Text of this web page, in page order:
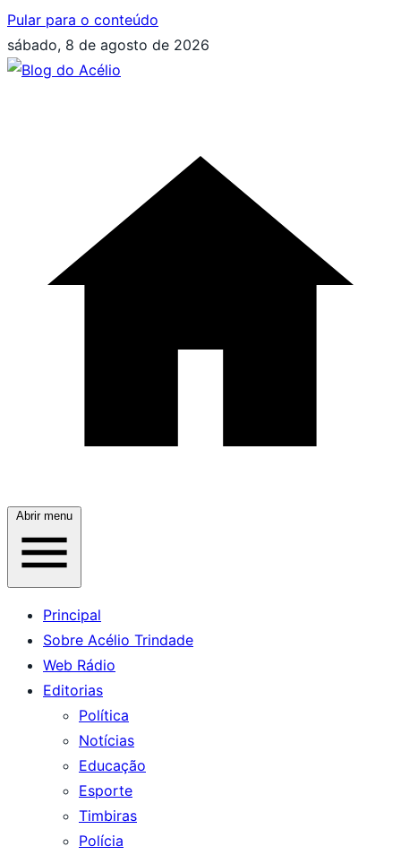
Pular para o conteúdo
sábado, 8 de agosto de 2026
Abrir menu
Principal
Sobre Acélio Trindade
Web Rádio
Editorias
Política
Notícias
Educação
Esporte
Timbiras
Polícia